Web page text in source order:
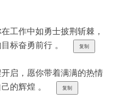
工作中如勇士披荆斩棘，
标奋勇前行 。
复制
启，愿你带着满满的热情
的辉煌 。
复制